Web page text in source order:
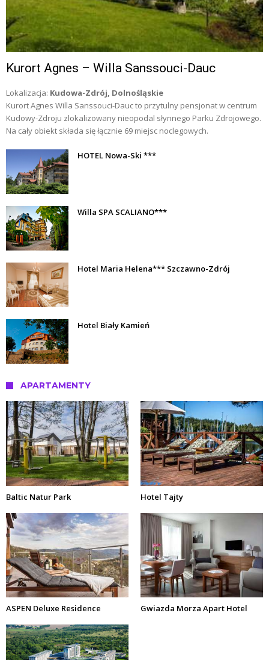
Kurort Agnes – Willa Sanssouci-Dauc
Lokalizacja: Kudowa-Zdrój, Dolnośląskie
Kurort Agnes Willa Sanssouci-Dauc to przytulny pensjonat w centrum
Kudowy-Zdroju zlokalizowany nieopodal słynnego Parku Zdrojowego.
Na cały obiekt składa się łącznie 69 miejsc noclegowych.
HOTEL Nowa-Ski ***
Willa SPA SCALIANO***
Hotel Maria Helena*** Szczawno-Zdrój
Hotel Biały Kamień
APARTAMENTY
Baltic Natur Park Hotel Tajty
ASPEN Deluxe Residence Gwiazda Morza Apart Hotel